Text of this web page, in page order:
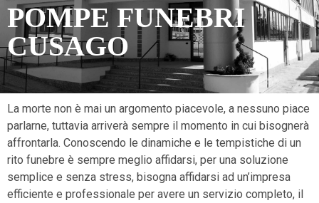
POMPE FUNEBRI
CUSAGO
La morte non è mai un argomento piacevole, a nessuno piace
parlarne, tuttavia arriverà sempre il momento in cui bisognerà
affrontarla. Conoscendo le dinamiche e le tempistiche di un
rito funebre è sempre meglio affidarsi, per una soluzione
semplice e senza stress, bisogna affidarsi ad un’impresa
efficiente e professionale per avere un servizio completo, il